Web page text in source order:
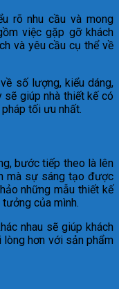
rõ nhu cầu và mong
việc gặp gỡ khách
và yêu cầu cụ thể về
số lượng, kiểu dáng,
giúp nhà thiết kế có
tối ưu nhất.
bước tiếp theo là lên
mà sự sáng tạo được
những mẫu thiết kế
của mình.
nhau sẽ giúp khách
lòng hơn với sản phẩm